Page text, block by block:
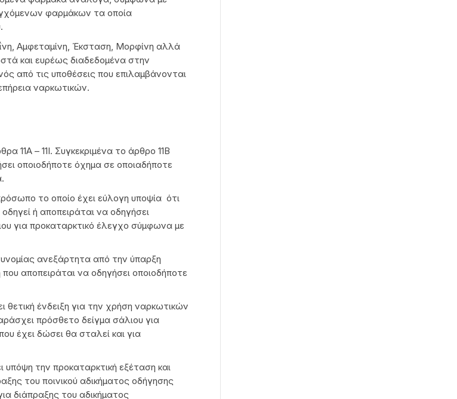
φαρμάκων τα οποία
Αμφεταμίνη, Έκσταση, Μορφίνη αλλά
και ευρέως διαδεδομένα στην
από τις υποθέσεις που επιλαμβάνονται
ναρκωτικών.
11Α – 11Ι. Συγκεκριμένα το άρθρο 11Β
οποιοδήποτε όχημα σε οποιαδήποτε
το οποίο έχει εύλογη υποψία ότι
ή αποπειράται να οδηγήσει
για προκαταρκτικό έλεγχο σύμφωνα με
ανεξάρτητα από την ύπαρξη
αποπειράται να οδηγήσει οποιοδήποτε
ένδειξη για την χρήση ναρκωτικών
πρόσθετο δείγμα σάλιου για
έχει δώσει θα σταλεί και για
υπόψη την προκαταρκτική εξέταση και
του ποινικού αδικήματος οδήγησης
διάπραξης του αδικήματος